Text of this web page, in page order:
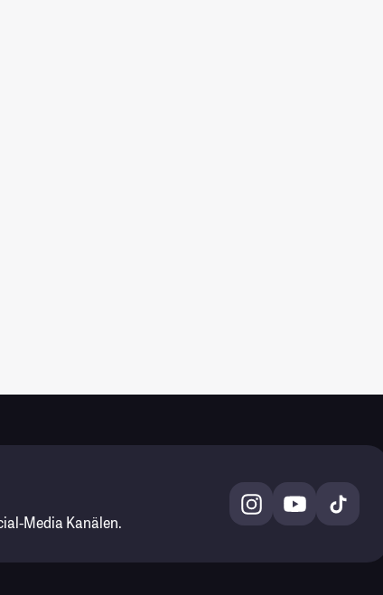
Media Kanälen.